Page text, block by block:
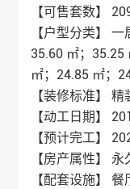
【可售套数】
【户型分类】
35.60 ㎡；35.25
㎡；24.85 ㎡；
【装修标准】
【动工日期】
【预计完工】
【房产属性】
【配套设施】